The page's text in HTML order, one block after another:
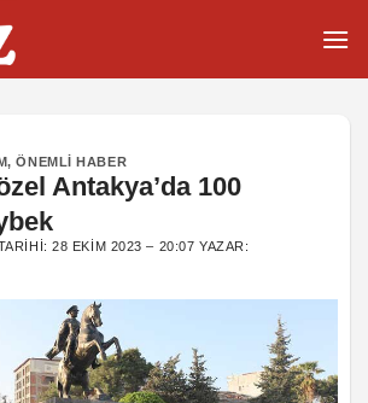
,ÖNEMLI HABER
Antakya’da 100
28 EKIM 2023 – 20:07 YAZAR: